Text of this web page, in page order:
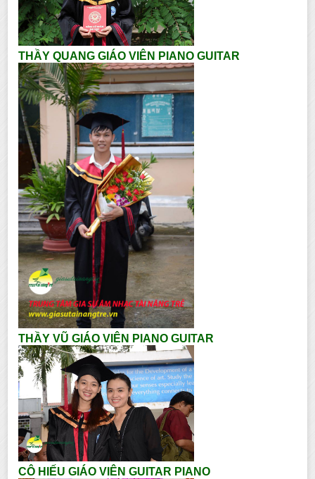
THẦY QUANG GIÁO VIÊN PIANO GUITAR
THẦY VŨ GIÁO VIÊN PIANO GUITAR
CÔ HIẾU GIÁO VIÊN GUITAR PIANO